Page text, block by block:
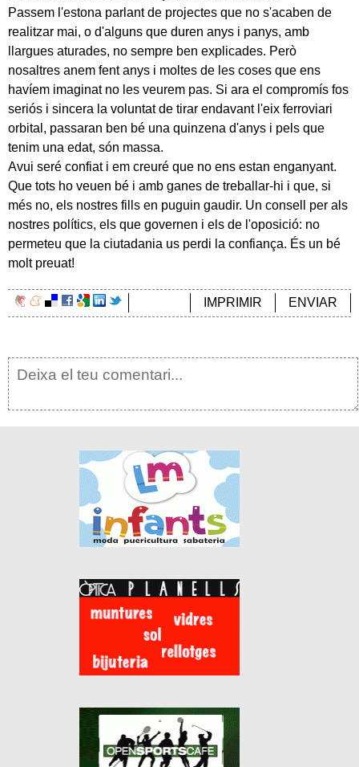
Passem l'estona parlant de projectes que no s'acaben de
realitzar mai, o d'alguns que duren anys i panys, amb
llargues aturades, no sempre ben explicades. Però
nosaltres anem fent anys i moltes de les coses que ens
havíem imaginat no les veurem pas. Si ara el compromís fos
seriós i sincera la voluntat de tirar endavant l'eix ferroviari
orbital, passaran ben bé una quinzena d'anys i pels que
tenim una edat, són massa.
Avui seré confiat i em creuré que no ens estan enganyant.
Que tots ho veuen bé i amb ganes de treballar-hi i que, si
més no, els nostres fills en puguin gaudir. Un consell per als
nostres polítics, els que governen i els de l'oposició: no
permeteu que la ciutadania us perdi la confiança. És un bé
molt preuat!
ENVIAR
IMPRIMIR